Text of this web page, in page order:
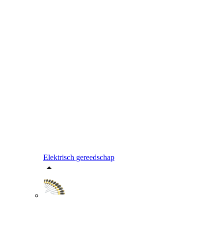
Elektrisch gereedschap